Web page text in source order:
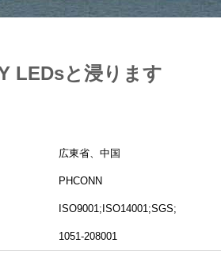
LEDsと浸ります
広東省、中国
PHCONN
ISO9001;ISO14001;SGS;
1051-208001